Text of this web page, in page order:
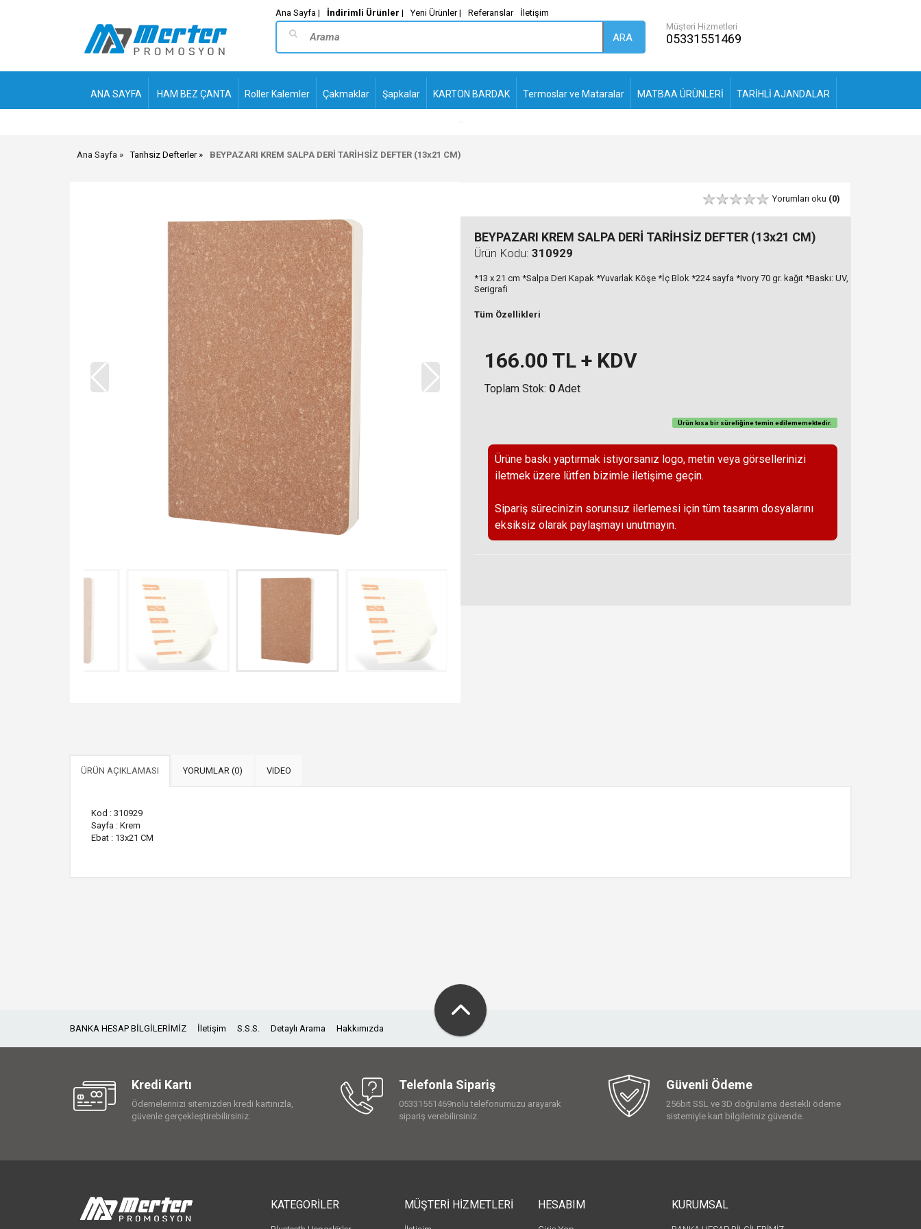
Ana Sayfa | İndirimli Ürünler | Yeni Ürünler | Referanslar İletişim
ARA
Müşteri Hizmetleri
05331551469
ANA SAYFA HAM BEZ ÇANTA Roller Kalemler Çakmaklar Şapkalar KARTON BARDAK Termoslar ve Mataralar MATBAA ÜRÜNLERİ TARİHLİ AJANDALAR
Ana Sayfa Tarihsiz Defterler BEYPAZARI KREM SALPA DERİ TARİHSİZ DEFTER (13x21 CM)
Yorumları oku (0)
BEYPAZARI KREM SALPA DERİ TARİHSİZ DEFTER (13x21 CM)
Ürün Kodu: 310929
*13 x 21 cm *Salpa Deri Kapak *Yuvarlak Köşe *İç Blok *224 sayfa *Ivory 70 gr. kağıt *Baskı: UV,
Serigrafi
Tüm Özellikleri
166.00 TL + KDV
Toplam Stok: 0 Adet
Ürün kısa bir süreliğine teminedilememektedir.
Ürüne baskı yaptırmak istiyorsanız logo, metin veya görsellerinizi
iletmek üzere lütfen bizimle iletişime geçin.
Sipariş sürecinizin sorunsuz ilerlemesi için tüm tasarım dosyalarını
eksiksiz olarak paylaşmayı unutmayın.
ÜRÜN AÇIKLAMASI YORUMLAR (0) VIDEO
Kod : 310929
Sayfa : Krem
Ebat : 13x21 CM
BANKA HESAP BİLGİLERİMİZ İletişim S.S.S. Detaylı Arama Hakkımızda
Kredi Kartı
Ödemelerinizi sitemizden kredi kartınızla,
güvenle gerçekleştirebilirsiniz.
Telefonla Sipariş
05331551469nolu telefonumuzu arayarak
sipariş verebilirsiniz.
Güvenli Ödeme
256bit SSL ve 3D doğrulama destekli ödeme
sistemiyle kart bilgileriniz güvende.
KATEGORİLER MÜŞTERİ HİZMETLERİ HESABIM KURUMSAL